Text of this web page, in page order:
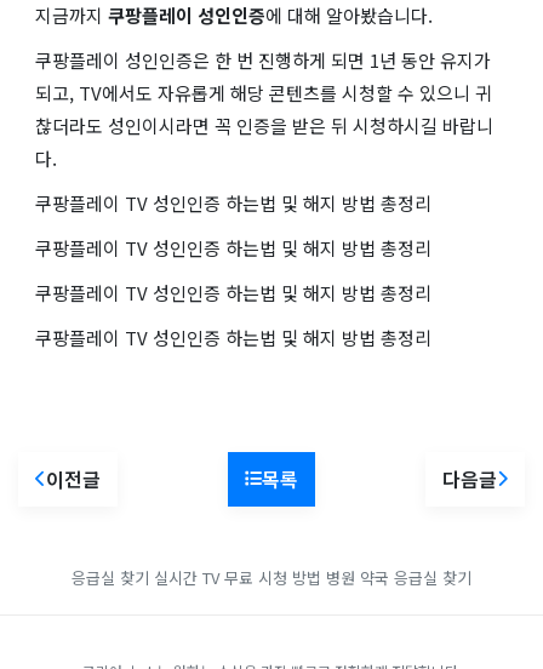
지금까지 쿠팡플레이 성인인증에 대해 알아봤습니다.
쿠팡플레이 성인인증은 한 번 진행하게 되면 1년 동안 유지가
되고, TV에서도 자유롭게 해당 콘텐츠를 시청할 수 있으니 귀
찮더라도 성인이시라면 꼭 인증을 받은 뒤 시청하시길 바랍니
다.
쿠팡플레이 TV 성인인증 하는법 및 해지 방법 총정리
쿠팡플레이 TV 성인인증 하는법 및 해지 방법 총정리
쿠팡플레이 TV 성인인증 하는법 및 해지 방법 총정리
쿠팡플레이 TV 성인인증 하는법 및 해지 방법 총정리
이전글 목록 다음글
응급실 찾기 실시간 TV 무료 시청 방법 병원 약국 응급실 찾기